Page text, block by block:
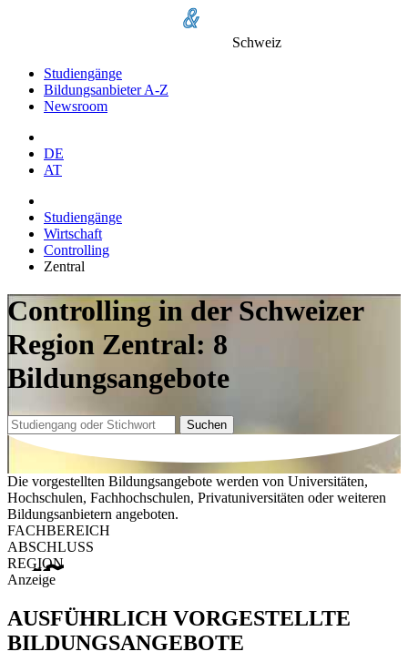
Schweiz
Studiengänge
Bildungsanbieter A-Z
Newsroom
DE
AT
Studiengänge
Wirtschaft
Controlling
Zentral
Controlling in der Schweizer
Region Zentral: 8
Bildungsangebote
Suchen
Die vorgestellten Bildungsangebote werden von Universitäten,
Hochschulen, Fachhochschulen, Privatuniversitäten oder weiteren
Bildungsanbietern angeboten.
FACHBEREICH
ABSCHLUSS
REGION
Anzeige
AUSFÜHRLICH VORGESTELLTE
BILDUNGSANGEBOTE